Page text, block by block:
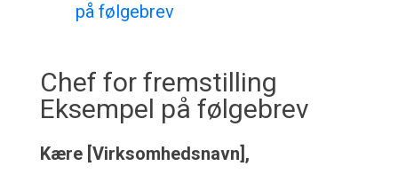
på følgebrev
Chef for fremstilling
Eksempel på følgebrev
Kære [Virksomhedsnavn],